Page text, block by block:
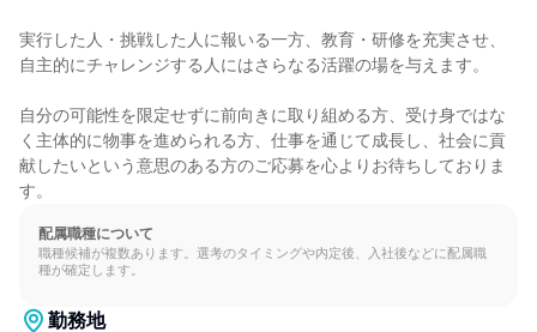
実行した人・挑戦した人に報いる一方、教育・研修を充実させ、
自主的にチャレンジする人にはさらなる活躍の場を与えます。
自分の可能性を限定せずに前向きに取り組める方、受け身ではな
く主体的に物事を進められる方、仕事を通じて成長し、社会に貢
献したいという意思のある方のご応募を心よりお待ちしておりま
す。
配属職種について
職種候補が複数あります。選考のタイミングや内定後、入社後などに配属職
種が確定します。
勤務地